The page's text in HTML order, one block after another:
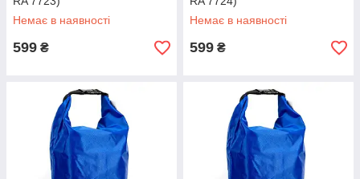
Немає в наявності
599 ₴
Немає в наявності
599 ₴